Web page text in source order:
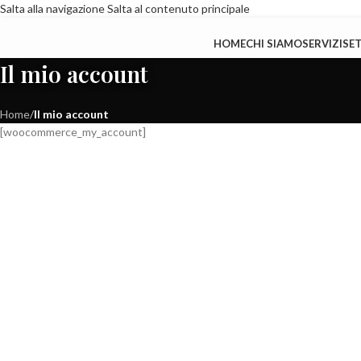
Salta alla navigazioneSalta al contenuto principale
HOMECHI SIAMOSERVIZI
Il mio account
Home/Il mio account
[woocommerce_my_account]